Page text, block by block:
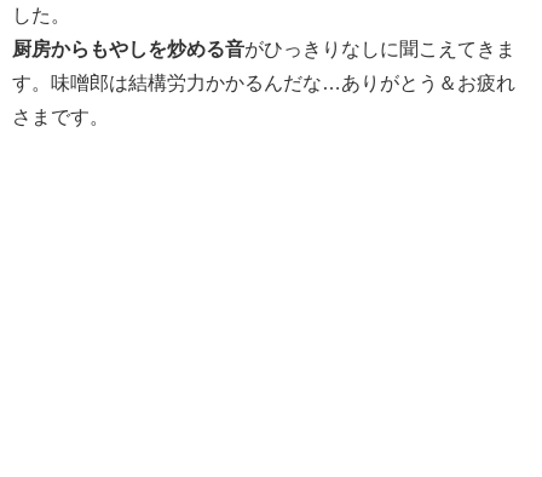
した。
厨房からもやしを炒める音がひっきりなしに聞こえてきま
す。味噌郎は結構労力かかるんだな…ありがとう＆お疲れ
さまです。